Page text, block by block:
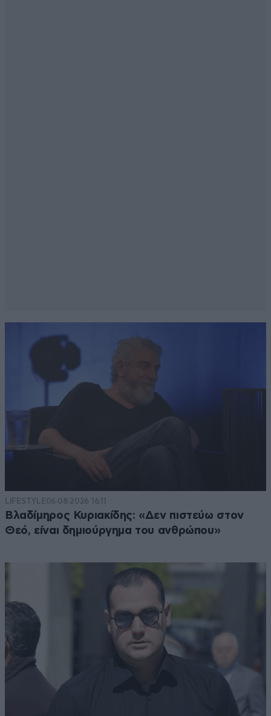
LIFESTYLE06·08·2026 16:11
Βλαδίμηρος Κυριακίδης: «Δεν πιστεύω στον
Θεό, είναι δημιούργημα του ανθρώπου»